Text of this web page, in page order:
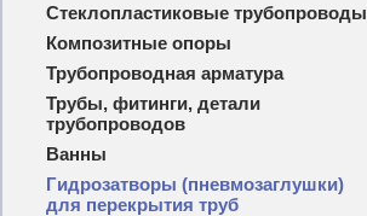
Стеклопластиковые трубопроводы
Композитные опоры
Трубопроводная арматура
Трубы, фитинги, детали
трубопроводов
Ванны
Гидрозатворы (пневмозаглушки)
для перекрытия труб